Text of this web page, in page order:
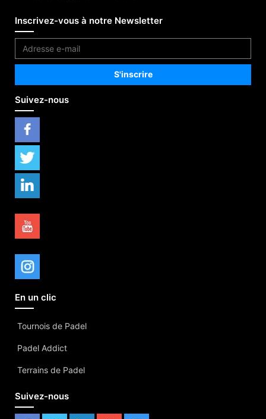
Inscrivez-vous à notre Newsletter
Suivez-nous
En un clic
Tournois de Padel
Padel Addict
Terrains de Padel
Suivez-nous